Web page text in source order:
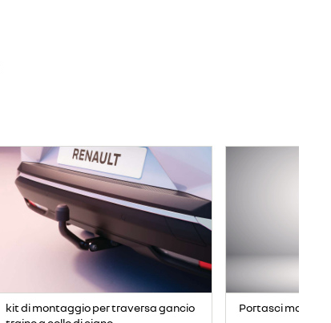
kit di montaggio per traversa gancio
Portasci